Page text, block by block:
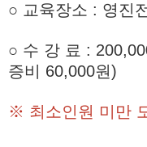
○ 교육장소 : 영진
○ 수 강 료 :
증비 60,000원)
※ 최소인원 미만